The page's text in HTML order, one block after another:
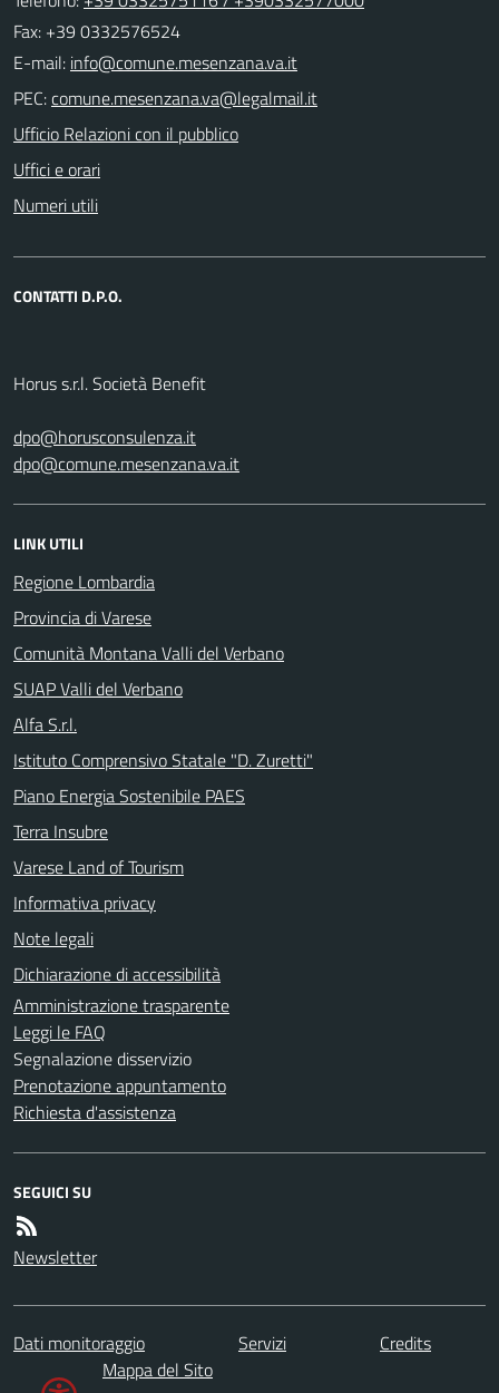
Fax: +39 0332576524
E-mail:
PEC:
Ufficio Relazioni con il pubblico
Uffici e orari
Numeri utili
CONTATTI D.P.O.
Horus s.r.l. Società Benefit
dpo@horusconsulenza.it
dpo@comune.mesenzana.va.it
LINK UTILI
Regione Lombardia
Provincia di Varese
Comunità Montana Valli del Verbano
SUAP Valli del Verbano
Alfa S.r.l.
Istituto Comprensivo Statale "D. Zuretti"
Piano Energia Sostenibile PAES
Terra Insubre
Varese Land of Tourism
Informativa privacy
Note legali
Dichiarazione di accessibilità
Amministrazione trasparente
Leggi le FAQ
Segnalazione disservizio
Prenotazione appuntamento
Richiesta d'assistenza
SEGUICI SU
Newsletter
Dati monitoraggio Servizi
Credits
Mappa del Sito